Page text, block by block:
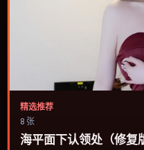
精选推荐
8 张
海平面下认领处（修复